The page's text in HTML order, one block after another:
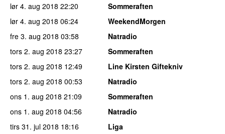
lør 4. aug 2018 22:20
Sommeraften
lør 4. aug 2018 06:24
WeekendMorgen
fre 3. aug 2018 03:58
Natradio
tors 2. aug 2018 23:27
Sommeraften
tors 2. aug 2018 12:49
Line Kirsten Giftekniv
tors 2. aug 2018 00:53
Natradio
ons 1. aug 2018 21:09
Sommeraften
ons 1. aug 2018 04:56
Natradio
tirs 31. jul 2018 18:16
Liga